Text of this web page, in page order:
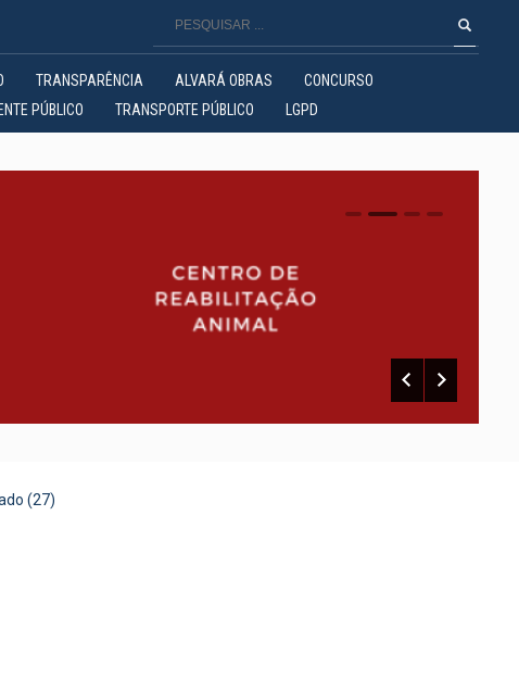
TRANSPARÊNCIA ALVARÁ OBRAS
CONCURSO
PÚBLICO TRANSPORTE PÚBLICO LGPD
0 1 2
(27)